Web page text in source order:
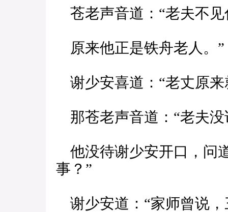
苍老声音道：“老夫不见
原来他正是铁舟老人。”
谢少安喜道：“老丈原来
那苍老声音道：“老夫没
他没待谢少安开口，问
事？”
谢少安道：“家师曾说